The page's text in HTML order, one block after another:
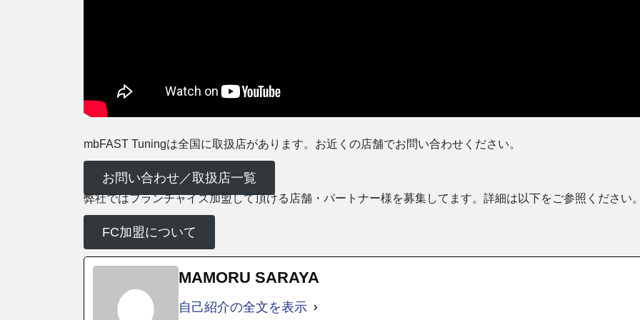
mbFAST Tuningは全国に取扱店があります。お近くの店舗でお問い合わせください。
お問い合わせ／取扱店一覧
弊社ではフランチャイズ加盟して頂ける店舗・パートナー様を募集してます。詳細は以下をご参照ください
FC加盟について
MAMORU SARAYA
自己紹介の全文を表示